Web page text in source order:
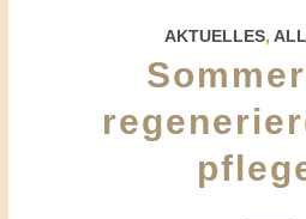
AKTUELLES,